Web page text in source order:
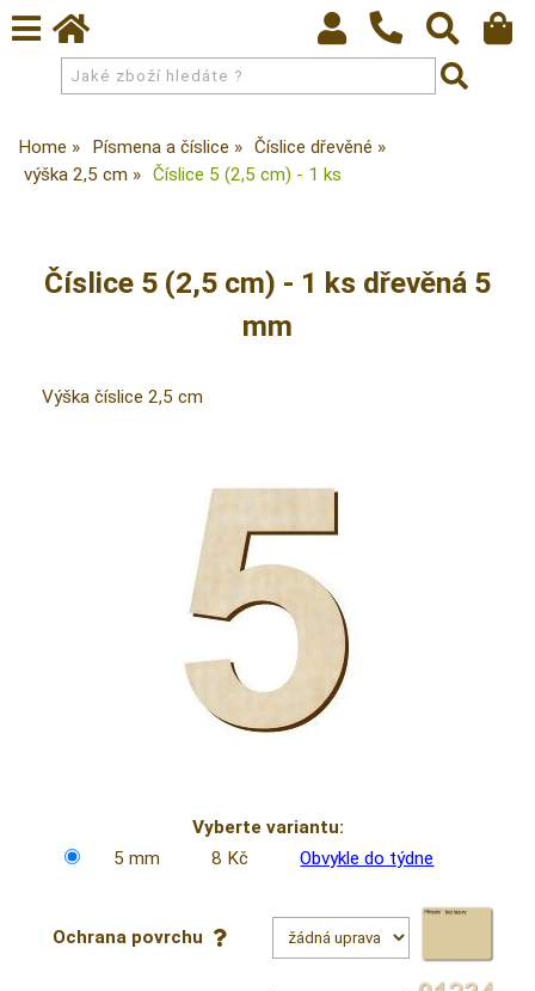
Home Písmena a číslice
Číslice dřevěné
výška 2,5 cm
Číslice 5 (2,5 cm) - 1 ks
Číslice 5 (2,5 cm) - 1 ks dřevěná 5
mm
Výška číslice 2,5 cm
Vyberte variantu:
5 mm
8 Kč Obvykle do týdne
Ochrana povrchu